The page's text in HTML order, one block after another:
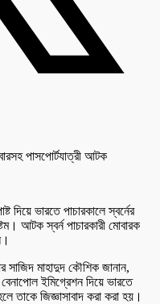
দিয়ে ভারতে পাচারকালে স্বর্নের
আটক স্বর্ন পাচারকারী মোবারক
সাজিদ মাহাদুদ কৌশিক জানান,
ইমিগ্রেশন দিয়ে ভারতে
তাকে জিজ্ঞাসাবাদ করা করা হয়।